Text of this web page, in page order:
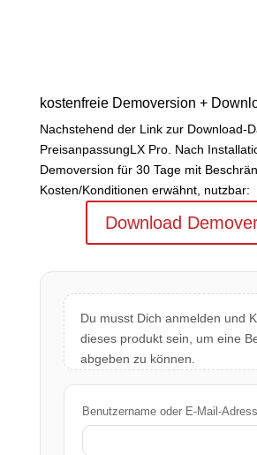
kostenfreie Demoversion +
Nachstehend der Link zur Download-
PreisanpassungLX Pro. Nach
Demoversion für 30 Tage mit
Kosten/Konditionen erwähnt, nutzbar:
Download
Du musst Dich anmelden und
dieses produkt sein, um eine
abgeben zu können.
Benutzername oder E-Mail-